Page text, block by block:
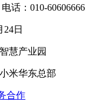
话：010-60606666
24日
慧产业园
米华东总部
合作